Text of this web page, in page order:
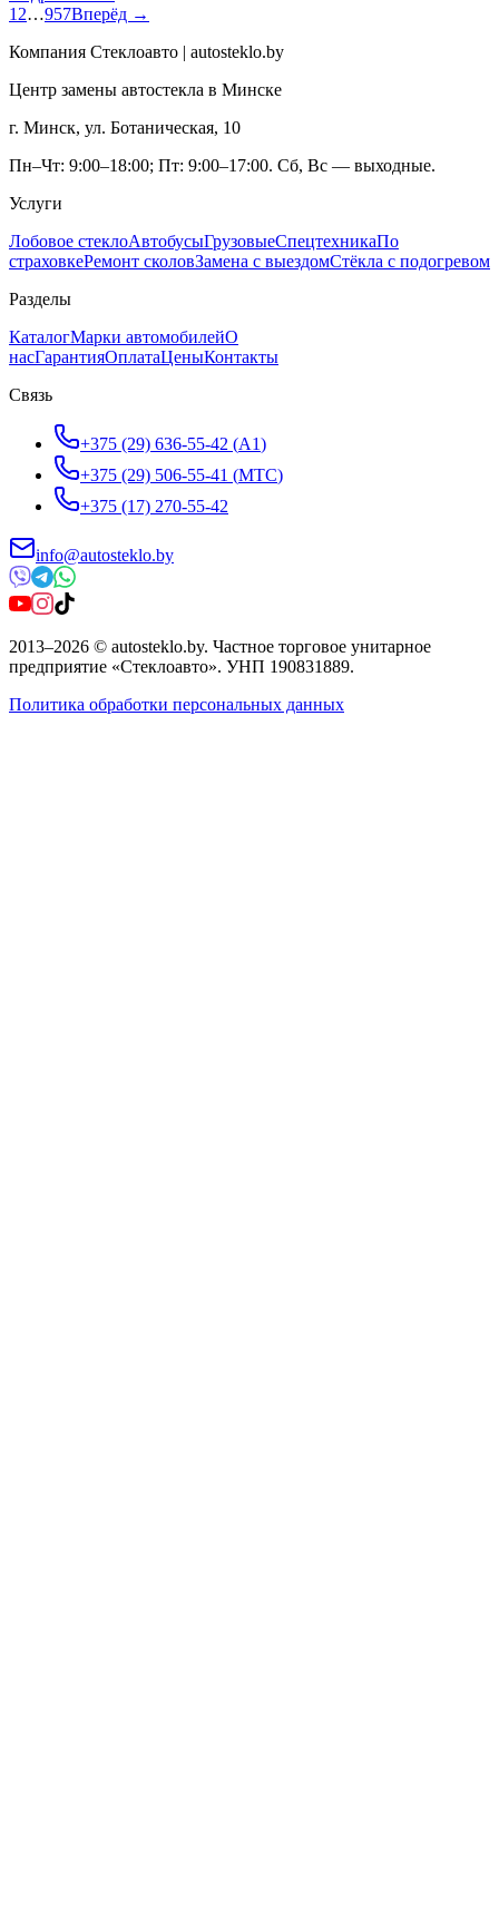
1 2…957Вперёд →
Компания Стеклоавто | autosteklo.by
Центр замены автостекла в Минске
г. Минск, ул. Ботаническая, 10
Пн–Чт: 9:00–18:00; Пт: 9:00–17:00. Сб, Вс — выходные.
Услуги
Лобовое стеклоАвтобусыГрузовыеСпецтехникаПо
страховкеРемонт сколовЗамена с выездомСтёкла с подогревом
Разделы
КаталогМарки автомобилейО
насГарантияОплатаЦеныКонтакты
Связь
+375 (29) 636-55-42 (A1)
+375 (29) 506-55-41 (МТС)
+375 (17) 270-55-42
info@autosteklo.by
2013–2026 © autosteklo.by. Частное торговое унитарное
предприятие «Стеклоавто». УНП 190831889.
Политика обработки персональных данных